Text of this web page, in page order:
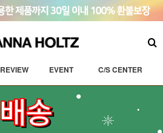
REVIEW EVENT C/S CENTER